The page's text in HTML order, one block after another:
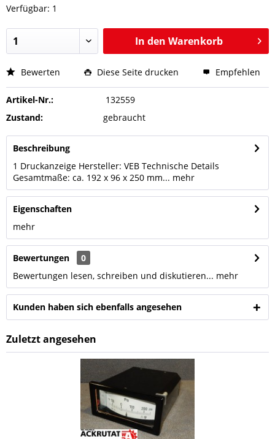
Verfügbar: 1
In den Warenkorb
Bewerten Diese Seite drucken Empfehlen
Artikel-Nr.:
132559
Zustand:
gebraucht
Beschreibung
1 Druckanzeige Hersteller: VEB Technische Details
Gesamtmaße: ca. 192 x 96 x 250 mm... mehr
Eigenschaften
mehr
Bewertungen
0
Bewertungen lesen, schreiben und diskutieren... mehr
Kunden haben sich ebenfalls angesehen
Zuletzt angesehen